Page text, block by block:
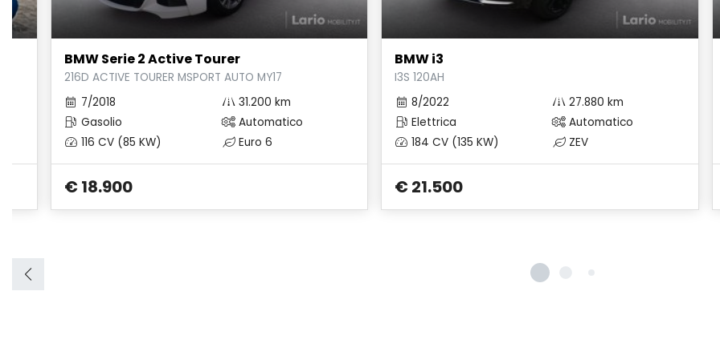
BMW Serie 2 Active Tourer
216D ACTIVE TOURER MSPORT AUTO MY17
7/2018
31.200 km
Gasolio
Automatico
116 CV (85 KW)
Euro 6
€ 18.900
BMW i3
I3S 120AH
8/2022
27.880 km
Elettrica
Automatico
184 CV (135 KW)
ZEV
€ 21.500